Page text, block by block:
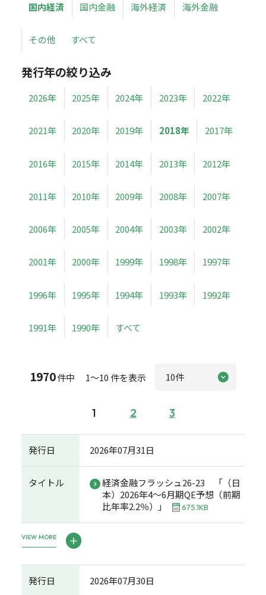
国内経済 国内金融 海外経済 海外金融
その他 すべて
発行年の絞り込み
2026年 2025年 2024年 2023年 2022年
2021年 2020年 2019年 2018年 2017年
2016年 2015年 2014年 2013年 2012年
2011年 2010年 2009年 2008年 2007年
2006年 2005年 2004年 2003年 2002年
2001年 2000年 1999年 1998年 1997年
1996年 1995年 1994年 1993年 1992年
1991年 1990年 すべて
1970件中 1～10 件を表示
1 2 3
発行日 2026年07月31日
タイトル
経済金融フラッシュ26-23 「（日
本）2026年4～6月期QE予想（前期
比年率2.2％）」
675.1KB
VIEW MORE
発行日 2026年07月30日